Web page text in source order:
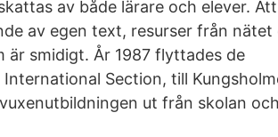
av både lärare och elever.
av egen text, resurser från nätet
är smidigt. År 1987 flyttades de
Section, till
ut från skolan